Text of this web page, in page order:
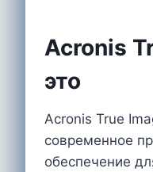
Acronis
это
Acronis True
современное
обеспечение